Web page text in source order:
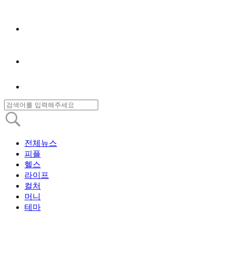
전체뉴스
피플
헬스
라이프
컬처
머니
테마